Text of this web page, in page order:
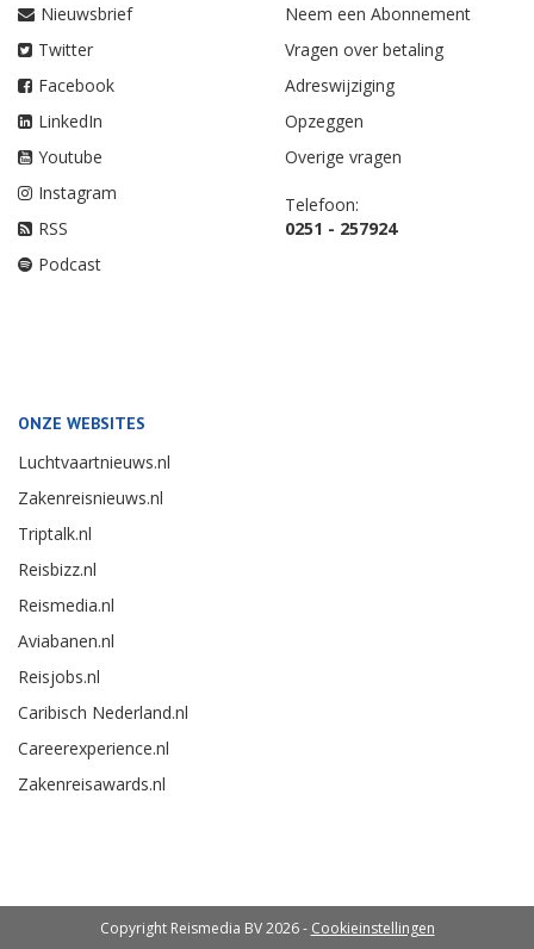
Nieuwsbrief
Twitter
Facebook
LinkedIn
Youtube
Instagram
RSS
Podcast
Neem een Abonnement
Vragen over betaling
Adreswijziging
Opzeggen
Overige vragen
Telefoon:
0251 - 257924
ONZE WEBSITES
Luchtvaartnieuws.nl
Zakenreisnieuws.nl
Triptalk.nl
Reisbizz.nl
Reismedia.nl
Aviabanen.nl
Reisjobs.nl
Caribisch Nederland.nl
Careerexperience.nl
Zakenreisawards.nl
Copyright Reismedia BV 2026 - Cookieinstellingen